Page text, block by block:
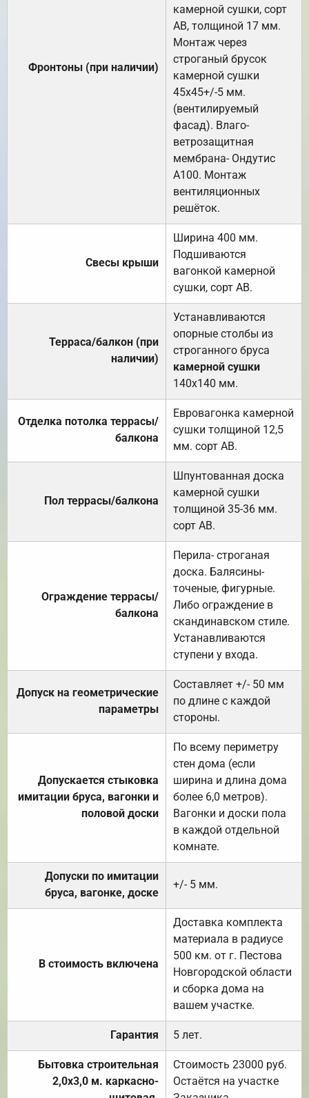
Фронтоны (при наличии)
камерной сушки, сорт
АВ, толщиной 17 мм.
Монтаж через
строганый брусок
камерной сушки
45х45+/-5 мм.
(вентилируемый
фасад). Влаго-
ветрозащитная
мембрана- Ондутис
А100. Монтаж
вентиляционных
решёток.
Свесы крыши
Ширина 400 мм.
Подшиваются
вагонкой камерной
сушки, сорт АВ.
Терраса/балкон (при
наличии)
Устанавливаются
опорные столбы из
строганного бруса
камерной сушки
140х140 мм.
Отделка потолка террасы/
балкона
Евровагонка камерной
сушки толщиной 12,5
мм. сорт АВ.
Пол террасы/балкона
Шпунтованная доска
камерной сушки
толщиной 35-36 мм.
сорт АВ.
Ограждение террасы/
балкона
Перила- строганая
доска. Балясины-
точеные, фигурные.
Либо ограждение в
скандинавском стиле.
Устанавливаются
ступени у входа.
Допуск на геометрические
параметры
Составляет +/- 50 мм
по длине с каждой
стороны.
Допускается стыковка
имитации бруса, вагонки и
половой доски
По всему периметру
стен дома (если
ширина и длина дома
более 6,0 метров).
Вагонки и доски пола
в каждой отдельной
комнате.
Допуски по имитации
бруса, вагонке, доске
+/- 5 мм.
В стоимость включена
Доставка комплекта
материала в радиусе
500 км. от г. Пестова
Новгородской области
и сборка дома на
вашем участке.
Гарантия 5 лет.
Бытовка строительная
2,0х3,0 м. каркасно-
Стоимость 23000 руб.
Остаётся на участке